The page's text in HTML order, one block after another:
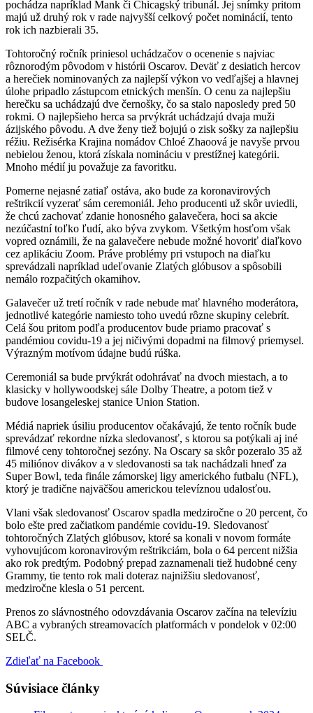
pochádza napríklad Mank či Chicagský tribunál. Jej snímky pritom
majú už druhý rok v rade najvyšší celkový počet nominácií, tento
rok ich nazbierali 35.
Tohtoročný ročník priniesol uchádzačov o ocenenie s najviac
rôznorodým pôvodom v histórii Oscarov. Deväť z desiatich hercov
a herečiek nominovaných za najlepší výkon vo vedľajšej a hlavnej
úlohe pripadlo zástupcom etnických menšín. O cenu za najlepšiu
herečku sa uchádzajú dve černošky, čo sa stalo naposledy pred 50
rokmi. O najlepšieho herca sa prvýkrát uchádzajú dvaja muži
ázijského pôvodu. A dve ženy tiež bojujú o zisk sošky za najlepšiu
réžiu. Režisérka Krajina nomádov Chloé Zhaoová je navyše prvou
nebielou ženou, ktorá získala nomináciu v prestížnej kategórii.
Mnoho médií ju považuje za favoritku.
Pomerne nejasné zatiaľ ostáva, ako bude za koronavirových
reštrikcií vyzerať sám ceremoniál. Jeho producenti už skôr uviedli,
že chcú zachovať zdanie honosného galavečera, hoci sa akcie
nezúčastní toľko ľudí, ako býva zvykom. Všetkým hosťom však
vopred oznámili, že na galavečere nebude možné hovoriť diaľkovo
cez aplikáciu Zoom. Práve problémy pri vstupoch na diaľku
sprevádzali napríklad udeľovanie Zlatých glóbusov a spôsobili
nemálo rozpačitých okamihov.
Galavečer už tretí ročník v rade nebude mať hlavného moderátora,
jednotlivé kategórie namiesto toho uvedú rôzne skupiny celebrít.
Celá šou pritom podľa producentov bude priamo pracovať s
pandémiou covidu-19 a jej ničivými dopadmi na filmový priemysel.
Výrazným motívom údajne budú rúška.
Ceremoniál sa bude prvýkrát odohrávať na dvoch miestach, a to
klasicky v hollywoodskej sále Dolby Theatre, a potom tiež v
budove losangeleskej stanice Union Station.
Médiá napriek úsiliu producentov očakávajú, že tento ročník bude
sprevádzať rekordne nízka sledovanosť, s ktorou sa potýkali aj iné
filmové ceny tohtoročnej sezóny. Na Oscary sa skôr pozeralo 35 až
45 miliónov divákov a v sledovanosti sa tak nachádzali hneď za
Super Bowl, teda finále zámorskej ligy amerického futbalu (NFL),
ktorý je tradične najväčšou americkou televíznou udalosťou.
Vlani však sledovanosť Oscarov spadla medziročne o 20 percent, čo
bolo ešte pred začiatkom pandémie covidu-19. Sledovanosť
tohtoročných Zlatých glóbusov, ktoré sa konali v novom formáte
vyhovujúcom koronavirovým reštrikciám, bola o 64 percent nižšia
ako rok predtým. Podobný prepad zaznamenali tiež hudobné ceny
Grammy, tie tento rok mali doteraz najnižšiu sledovanosť,
medziročne klesla o 51 percent.
Prenos zo slávnostného odovzdávania Oscarov začína na televíziu
ABC a vybraných streamovacích platformách v pondelok v 02:00
SELČ.
Zdieľať na Facebook
Súvisiace články